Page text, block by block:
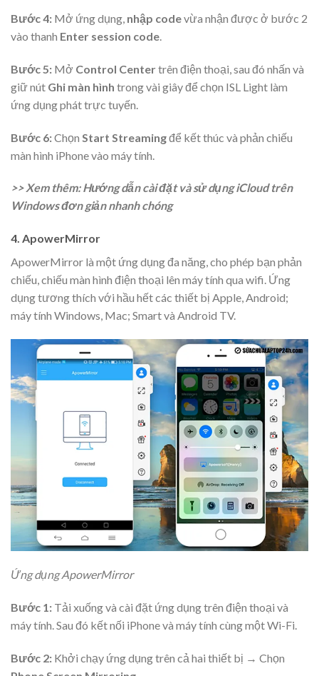
Bước 4: Mở ứng dụng, nhập codevừa nhận được ở bước 2
vào thanh Enter session code.
Bước 5: Mở Control Centertrên điện thoại, sau đó nhấn và
giữ nút Ghi màn hình trong vài giây để chọn ISL Light làm
ứng dụng phát trực tuyến.
Bước 6:Chọn Start Streamingđể kết thúc và phản chiếu
màn hình iPhone vào máy tính.
>> Xem thêm: Hướng dẫn cài đặt và sử dụng iCloud trên
Windows đơn giản nhanh chóng
4. ApowerMirror
ApowerMirror là một ứng dụng đa năng, cho phép bạn phản
chiếu, chiếu màn hình điện thoại lên máy tính qua wifi. Ứng
dụng tương thích với hầu hết các thiết bị Apple, Android;
máy tính Windows, Mac; Smart và Android TV.
Ứng dụng ApowerMirror
Bước 1: Tải xuống và cài đặt ứng dụng trên điện thoại và
máy tính. Sau đó kết nối iPhone và máy tính cùng một Wi-Fi.
Bước 2: Khởi chạy ứng dụng trên cả hai thiết bị → Chọn